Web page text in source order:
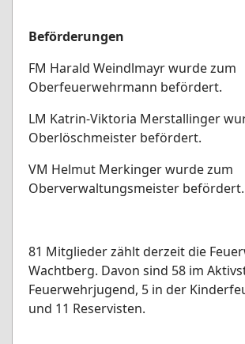
Beförderungen
FM Harald Weindlmayr wurde zum
Oberfeuerwehrmann befördert.
LM Katrin-Viktoria Merstallinger
Oberlöschmeister befördert.
VM Helmut Merkinger wurde zum
Oberverwaltungsmeister befördert.
81 Mitglieder zählt derzeit die
Wachtberg. Davon sind 58 im
Feuerwehrjugend, 5 in der
und 11 Reservisten.